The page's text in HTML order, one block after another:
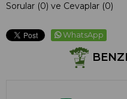
Sorular (0) ve Cevaplar (0)
WhatsApp